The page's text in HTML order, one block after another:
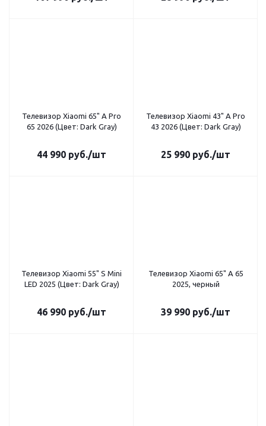
Телевизор Xiaomi 65" A Pro
65 2026 (Цвет: Dark Gray)
44 990 руб./шт
Телевизор Xiaomi 43" A Pro
43 2026 (Цвет: Dark Gray)
25 990 руб./шт
Телевизор Xiaomi 55" S Mini
LED 2025 (Цвет: Dark Gray)
46 990 руб./шт
Телевизор Xiaomi 65" A 65
2025, черный
39 990 руб./шт